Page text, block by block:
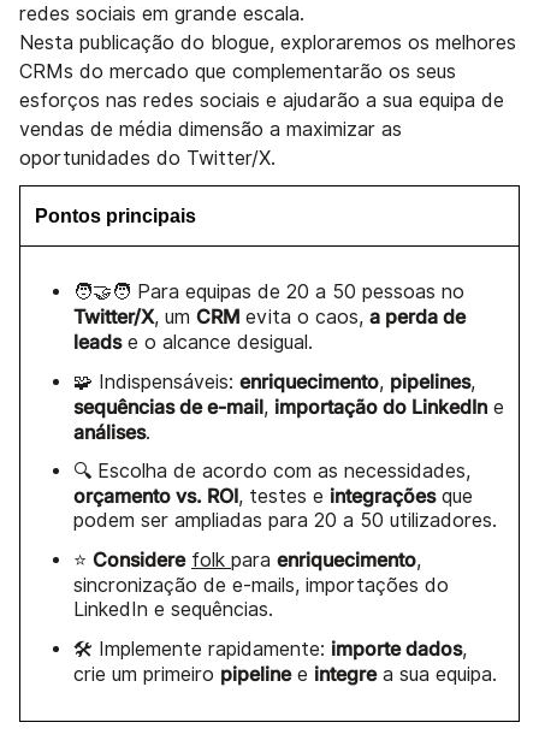
redes sociais em grande escala.
Nesta publicação do blogue, exploraremos os melhores
CRMs do mercado que complementarão os seus
esforços nas redes sociais e ajudarão a sua equipa de
vendas de média dimensão a maximizar as
oportunidades do Twitter/X.
Pontos principais
🧑‍🤝‍🧑 Para equipas de 20 a 50 pessoas no
Twitter/X, um CRM evita o caos, a perda de
leadse o alcance desigual.
🧩 Indispensáveis: enriquecimento, pipelines,
sequências de e-mail, importação do LinkedIn e
análises.
🔍 Escolha de acordo com as necessidades,
orçamento vs. ROI, testes e integraçõesque
podem ser ampliadas para 20 a 50 utilizadores.
⭐ Considere folk para enriquecimento,
sincronização de e-mails, importações do
LinkedIn e sequências.
🛠️ Implemente rapidamente: importe dados,
crie um primeiro pipelinee integrea sua equipa.